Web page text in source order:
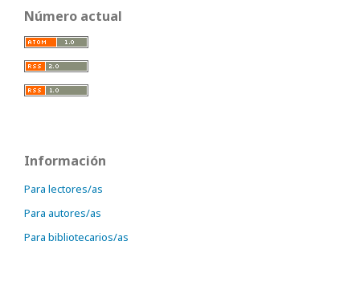
Número actual
Información
Para lectores/as
Para autores/as
Para bibliotecarios/as